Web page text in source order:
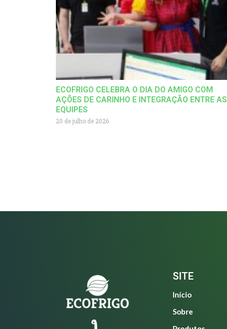
ECOFRIGO CELEBRA O DIA DO AMIGO COM
AÇÕES DE CARINHO E INTEGRAÇÃO ENTRE AS
EQUIPES
20 de julho de 2026
SITE
Início
Sobre